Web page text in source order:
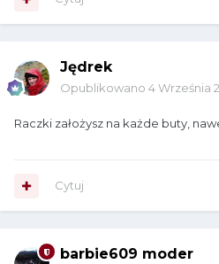
Jędrek
Opublikowano 4 Września
Raczki założysz na każde buty,
Cytuj
barbie609 moder